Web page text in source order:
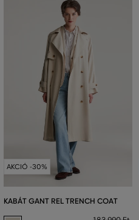
AKCIÓ -30%
KABÁT GANT REL TRENCH COAT